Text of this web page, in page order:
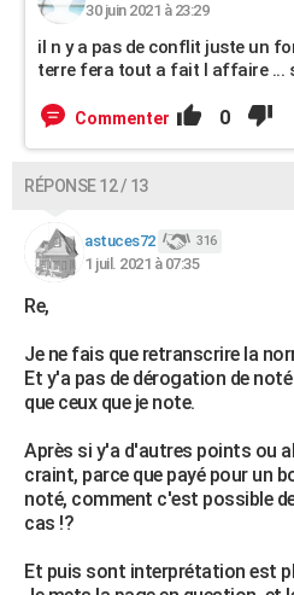
30 juin 2021 à 23:29
il n y a pas de conflit juste un
terre fera tout a fait l affaire ...
Commenter 0
RÉPONSE 12 / 13
astuces72 316
1 juil. 2021 à 07:35
Re,
Je ne fais que retranscrire la
Et y'a pas de dérogation de
que ceux que je note.
Après si y'a d'autres points ou
craint, parce que payé pour un
noté, comment c'est possible
cas !?
Et puis sont interprétation est